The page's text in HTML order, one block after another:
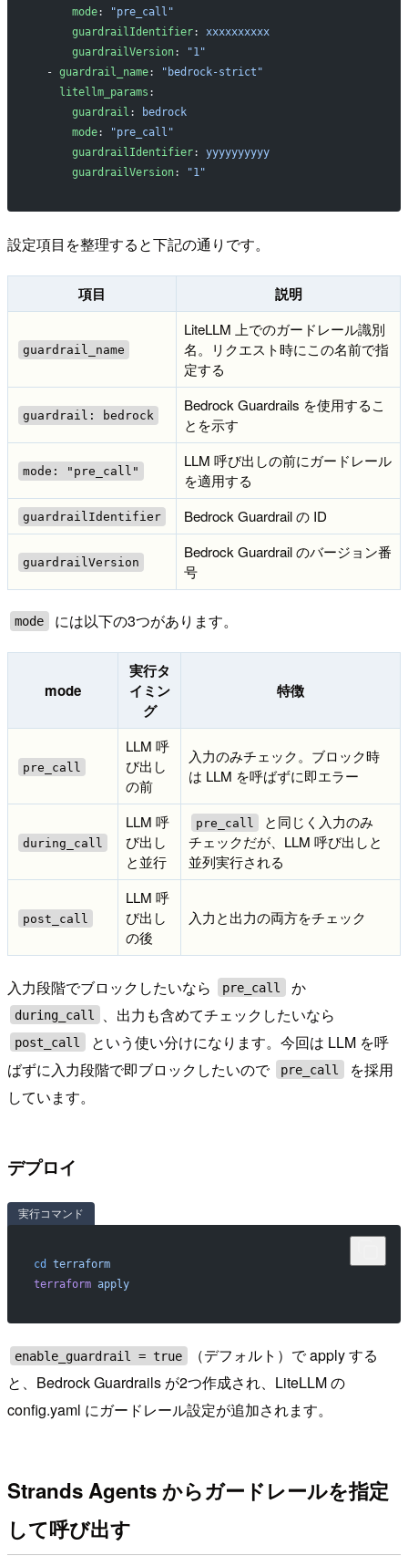
      mode
:
"pre_call"
      guardrailIdentifier
: xxxxxxxxxx
      guardrailVersion
:
"1"
  -
guardrail_name:
"bedrock-strict"
    litellm_params
:
      guardrail
:
bedrock
      mode
:
"pre_call"
      guardrailIdentifier
: yyyyyyyyyy
      guardrailVersion
: "1"
設定項目を整理すると下記の通りです。
項目 説明
guardrail_name
LiteLLM 上でのガードレール識別
名。リクエスト時にこの名前で指
定する
guardrail: bedrock
Bedrock Guardrails を使用するこ
とを示す
mode: "pre_call"
LLM 呼び出しの前にガードレール
を適用する
guardrailIdentifier Bedrock Guardrail の ID
guardrailVersion
Bedrock Guardrail のバージョン番
号
mode には以下の3つがあります。
mode
実行タ
イミン
グ
特徴
pre_call
LLM 呼
び出し
の前
入力のみチェック。ブロック時
は LLM を呼ばずに即エラー
during_call
LLM 呼
び出し
と並行
pre_call
と同じく入力のみ
チェックだが、LLM 呼び出しと
並列実行される
post_call
LLM 呼
び出し
の後
入力と出力の両方をチェック
入力段階でブロックしたいなら pre_call か
during_call 、出力も含めてチェックしたいなら
post_call
という使い分けになります。今回は LLM を呼
ばずに入力段階で即ブロックしたいので
pre_call
を採用
しています。
デプロイ
実行コマンド
cd
terraform
terraform apply
enable_guardrail = true
（デフォルト）で apply する
と、Bedrock Guardrails が2つ作成され、LiteLLM の
config.yaml にガードレール設定が追加されます。
Strands Agents からガードレールを指定
して呼び出す